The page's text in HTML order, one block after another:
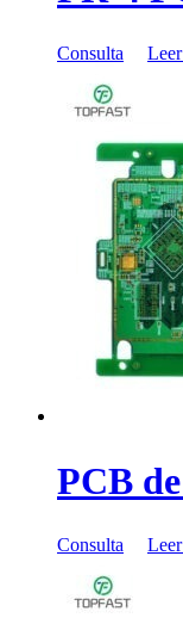
Consulta
PCB
Consulta